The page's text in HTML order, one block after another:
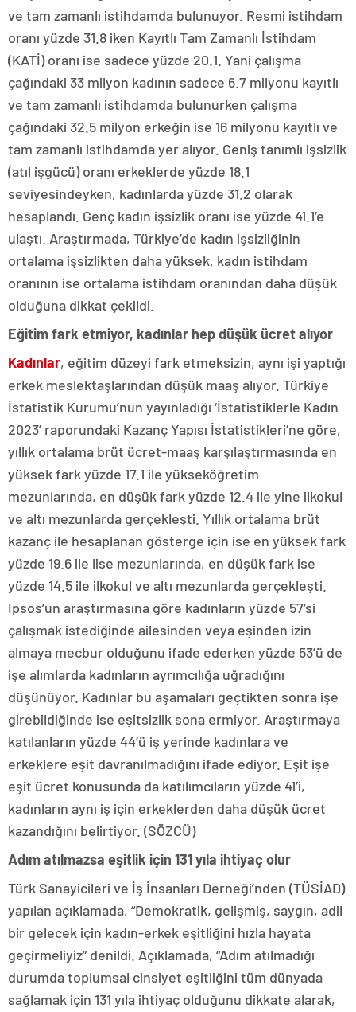
ve tam zamanlı istihdamda bulunuyor. Resmi istihdam
oranı yüzde 31.8 iken Kayıtlı Tam Zamanlı İstihdam
(KATİ) oranı ise sadece yüzde 20.1. Yani çalışma
çağındaki 33 milyon kadının sadece 6.7 milyonu kayıtlı
ve tam zamanlı istihdamda bulunurken çalışma
çağındaki 32.5 milyon erkeğin ise 16 milyonu kayıtlı ve
tam zamanlı istihdamda yer alıyor. Geniş tanımlı işsizlik
(atıl işgücü) oranı erkeklerde yüzde 18.1
seviyesindeyken, kadınlarda yüzde 31.2 olarak
hesaplandı. Genç kadın işsizlik oranı ise yüzde 41.1’e
ulaştı. Araştırmada, Türkiye’de kadın işsizliğinin
ortalama işsizlikten daha yüksek, kadın istihdam
oranının ise ortalama istihdam oranından daha düşük
olduğuna dikkat çekildi.
Eğitim fark etmiyor, kadınlar hep düşük ücret alıyor
Kadınlar, eğitim düzeyi fark etmeksizin, aynı işi yaptığı
erkek meslektaşlarından düşük maaş alıyor. Türkiye
İstatistik Kurumu’nun yayınladığı ‘İstatistiklerle Kadın
2023’ raporundaki Kazanç Yapısı İstatistikleri’ne göre,
yıllık ortalama brüt ücret-maaş karşılaştırmasında en
yüksek fark yüzde 17.1 ile yükseköğretim
mezunlarında, en düşük fark yüzde 12.4 ile yine ilkokul
ve altı mezunlarda gerçekleşti. Yıllık ortalama brüt
kazanç ile hesaplanan gösterge için ise en yüksek fark
yüzde 19.6 ile lise mezunlarında, en düşük fark ise
yüzde 14.5 ile ilkokul ve altı mezunlarda gerçekleşti.
Ipsos’un araştırmasına göre kadınların yüzde 57’si
çalışmak istediğinde ailesinden veya eşinden izin
almaya mecbur olduğunu ifade ederken yüzde 53’ü de
işe alımlarda kadınların ayrımcılığa uğradığını
düşünüyor. Kadınlar bu aşamaları geçtikten sonra işe
girebildiğinde ise eşitsizlik sona ermiyor. Araştırmaya
katılanların yüzde 44’ü iş yerinde kadınlara ve
erkeklere eşit davranılmadığını ifade ediyor. Eşit işe
eşit ücret konusunda da katılımcıların yüzde 41’i,
kadınların aynı iş için erkeklerden daha düşük ücret
kazandığını belirtiyor. (SÖZCÜ)
Adım atılmazsa eşitlik için 131 yıla ihtiyaç olur
Türk Sanayicileri ve İş İnsanları Derneği’nden (TÜSİAD)
yapılan açıklamada, “Demokratik, gelişmiş, saygın, adil
bir gelecek için kadın-erkek eşitliğini hızla hayata
geçirmeliyiz” denildi. Açıklamada, “Adım atılmadığı
durumda toplumsal cinsiyet eşitliğini tüm dünyada
sağlamak için 131 yıla ihtiyaç olduğunu dikkate alarak,